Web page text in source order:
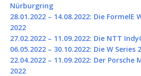
Nürburgring
28.01.2022 – 14.08.2022: Die
2022
27.02.2022 – 11.09.2022: Die NTT
06.05.2022 – 30.10.2022: Die W Series
22.04.2022 – 11.09.2022: Der Porsche
2022